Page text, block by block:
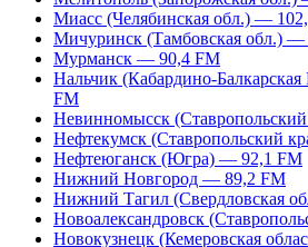
Миасс (Челябинская обл.) —
Мичуринск (Тамбовская обл.) —
Мурманск — 90,4 FM
Нальчик (Кабардино-
FM
Невинномысск
Нефтекумск (Ставропольский
Нефтеюганск (Югра) — 92,1 FM
Нижний Новгород — 89,2 FM
Нижний Тагил (Свердловская
Новоалександровск
Новокузнецк (Кемеровская